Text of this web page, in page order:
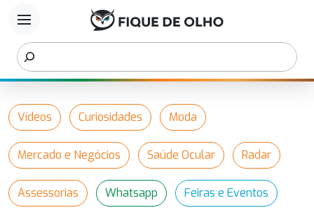
menu
Vídeos Curiosidades Moda
Mercado e Negócios Saúde Ocular Radar
Assessorias Whatsapp Feiras e Eventos